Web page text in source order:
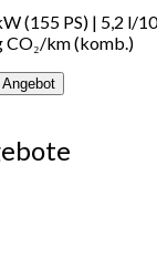
(155 PS) | 5,2 l/
CO₂/km (komb.)